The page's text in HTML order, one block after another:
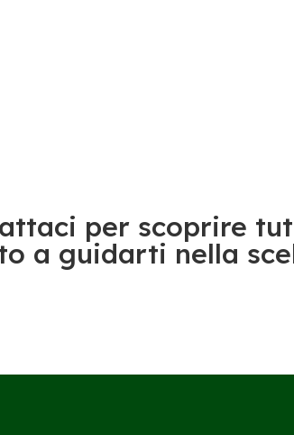
per scoprire
a guidarti nella